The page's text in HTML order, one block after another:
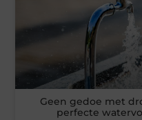
Geen gedoe met
perfecte